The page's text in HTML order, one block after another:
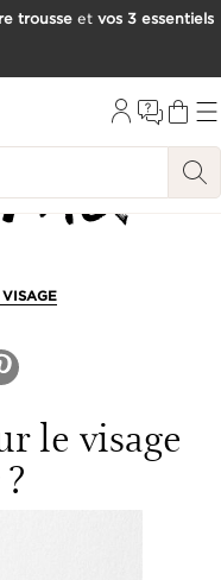
trousseet vos 3 essentiels
le visage